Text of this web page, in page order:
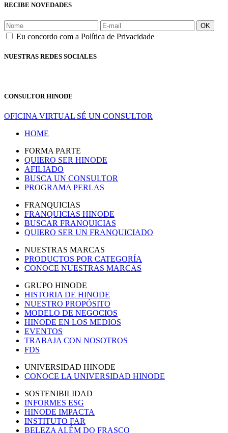
RECIBE NOVEDADES
OK
Eu concordo com a Política de Privacidade
NUESTRAS REDES SOCIALES
CONSULTOR HINODE
OFICINA VIRTUAL SÉ UN CONSULTOR
HOME
FORMA PARTE
QUIERO SER HINODE
AFILIADO
BUSCA UN CONSULTOR
PROGRAMA PERLAS
FRANQUICIAS
FRANQUICIAS HINODE
BUSCAR FRANQUICIAS
QUIERO SER UN FRANQUICIADO
NUESTRAS MARCAS
PRODUCTOS POR CATEGORÍA
CONOCE NUESTRAS MARCAS
GRUPO HINODE
HISTORIA DE HINODE
NUESTRO PROPÓSITO
MODELO DE NEGOCIOS
HINODE EN LOS MEDIOS
EVENTOS
TRABAJA CON NOSOTROS
FDS
UNIVERSIDAD HINODE
CONOCE LA UNIVERSIDAD HINODE
SOSTENIBILIDAD
INFORMES ESG
HINODE IMPACTA
INSTITUTO FAR
BELEZA ALÉM DO FRASCO